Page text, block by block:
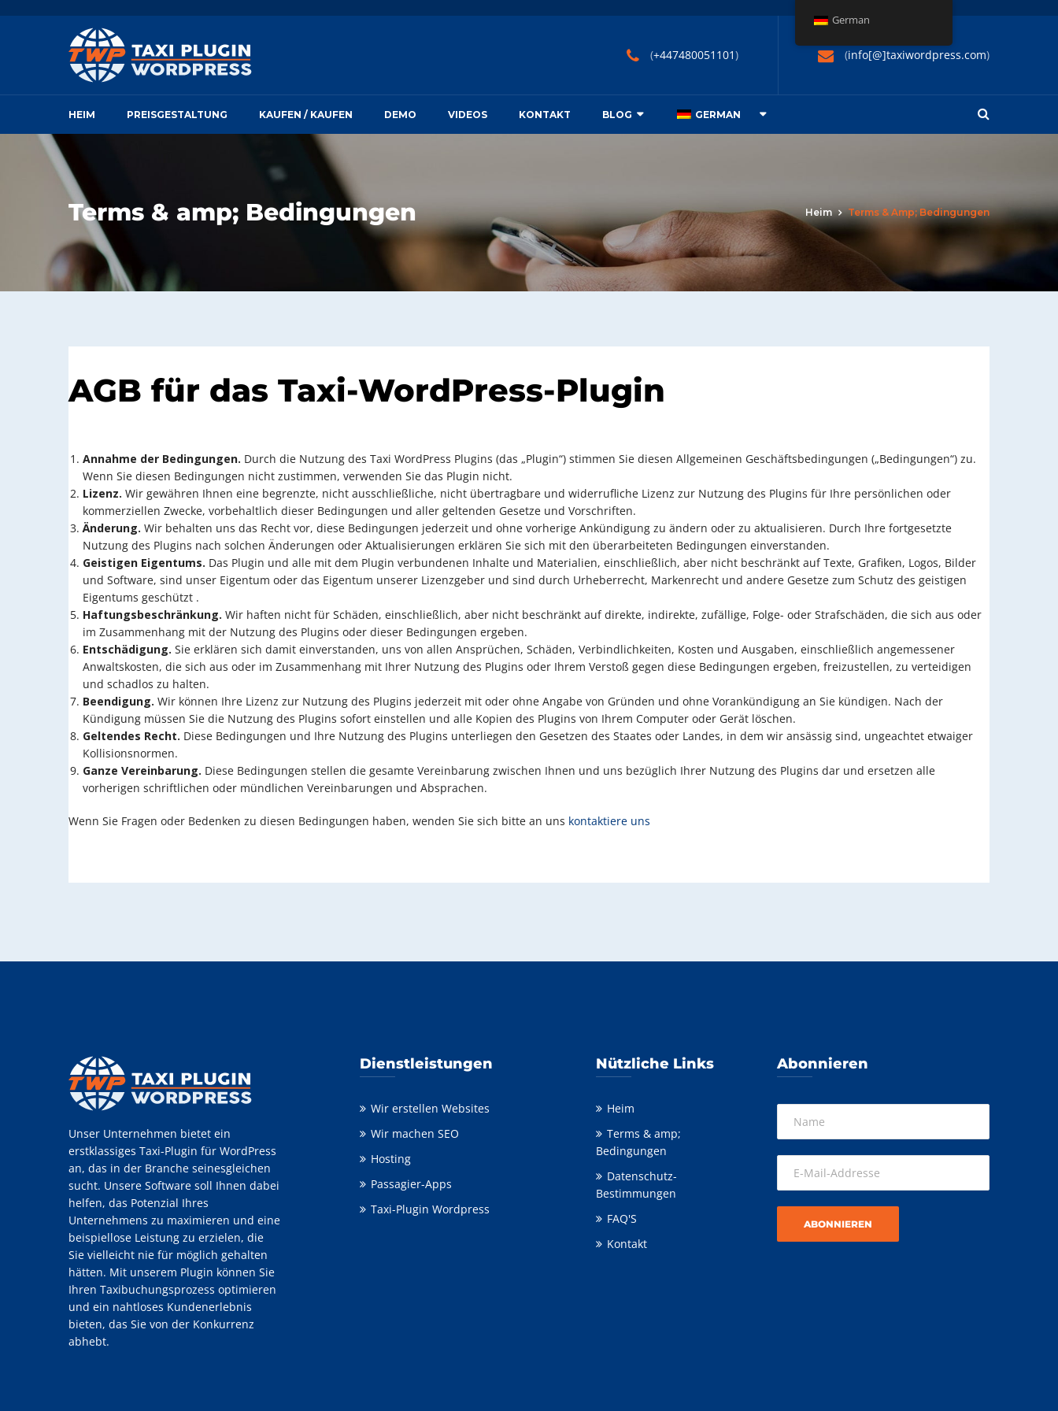
(+447480051101) (info[@]taxiwordpress.com)
HEIM PREISGESTALTUNG KAUFEN / KAUFEN DEMO VIDEOS KONTAKT BLOG GERMAN
Terms & amp; Bedingungen Heim Terms & Amp; Bedingungen
AGB für das Taxi-WordPress-Plugin
Annahme der Bedingungen. Durch die Nutzung des Taxi WordPress Plugins (das „Plugin“) stimmen Sie diesen Allgemeinen Geschäftsbedingungen („Bedingungen“) zu.
Wenn Sie diesen Bedingungen nicht zustimmen, verwenden Sie das Plugin nicht.
Lizenz. Wir gewähren Ihnen eine begrenzte, nicht ausschließliche, nicht übertragbare und widerrufliche Lizenz zur Nutzung des Plugins für Ihre persönlichen oder
kommerziellen Zwecke, vorbehaltlich dieser Bedingungen und aller geltenden Gesetze und Vorschriften.
Änderung. Wir behalten uns das Recht vor, diese Bedingungen jederzeit und ohne vorherige Ankündigung zu ändern oder zu aktualisieren. Durch Ihre fortgesetzte
Nutzung des Plugins nach solchen Änderungen oder Aktualisierungen erklären Sie sich mit den überarbeiteten Bedingungen einverstanden.
Geistigen Eigentums. Das Plugin und alle mit dem Plugin verbundenen Inhalte und Materialien, einschließlich, aber nicht beschränkt auf Texte, Grafiken, Logos, Bilder
und Software, sind unser Eigentum oder das Eigentum unserer Lizenzgeber und sind durch Urheberrecht, Markenrecht und andere Gesetze zum Schutz des geistigen
Eigentums geschützt .
Haftungsbeschränkung. Wir haften nicht für Schäden, einschließlich, aber nicht beschränkt auf direkte, indirekte, zufällige, Folge- oder Strafschäden, die sich aus oder
im Zusammenhang mit der Nutzung des Plugins oder dieser Bedingungen ergeben.
Entschädigung. Sie erklären sich damit einverstanden, uns von allen Ansprüchen, Schäden, Verbindlichkeiten, Kosten und Ausgaben, einschließlich angemessener
Anwaltskosten, die sich aus oder im Zusammenhang mit Ihrer Nutzung des Plugins oder Ihrem Verstoß gegen diese Bedingungen ergeben, freizustellen, zu verteidigen
und schadlos zu halten.
Beendigung. Wir können Ihre Lizenz zur Nutzung des Plugins jederzeit mit oder ohne Angabe von Gründen und ohne Vorankündigung an Sie kündigen. Nach der
Kündigung müssen Sie die Nutzung des Plugins sofort einstellen und alle Kopien des Plugins von Ihrem Computer oder Gerät löschen.
Geltendes Recht. Diese Bedingungen und Ihre Nutzung des Plugins unterliegen den Gesetzen des Staates oder Landes, in dem wir ansässig sind, ungeachtet etwaiger
Kollisionsnormen.
Ganze Vereinbarung. Diese Bedingungen stellen die gesamte Vereinbarung zwischen Ihnen und uns bezüglich Ihrer Nutzung des Plugins dar und ersetzen alle
vorherigen schriftlichen oder mündlichen Vereinbarungen und Absprachen.
Wenn Sie Fragen oder Bedenken zu diesen Bedingungen haben, wenden Sie sich bitte an uns kontaktiere uns
Unser Unternehmen bietet ein
erstklassiges Taxi-Plugin für WordPress
an, das in der Branche seinesgleichen
sucht. Unsere Software soll Ihnen dabei
helfen, das Potenzial Ihres
Unternehmens zu maximieren und eine
beispiellose Leistung zu erzielen, die
Sie vielleicht nie für möglich gehalten
hätten. Mit unserem Plugin können Sie
Ihren Taxibuchungsprozess optimieren
und ein nahtloses Kundenerlebnis
bieten, das Sie von der Konkurrenz
abhebt.
Dienstleistungen
Wir erstellen Websites
Wir machen SEO
Hosting
Passagier-Apps
Taxi-Plugin Wordpress
Nützliche Links
Heim
Terms & amp;
Bedingungen
Datenschutz-
Bestimmungen
FAQ'S
Kontakt
Abonnieren
German